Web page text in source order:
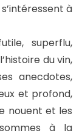
à
superflu,
du vin,
anecdotes,
et profond,
nouent et les
à la